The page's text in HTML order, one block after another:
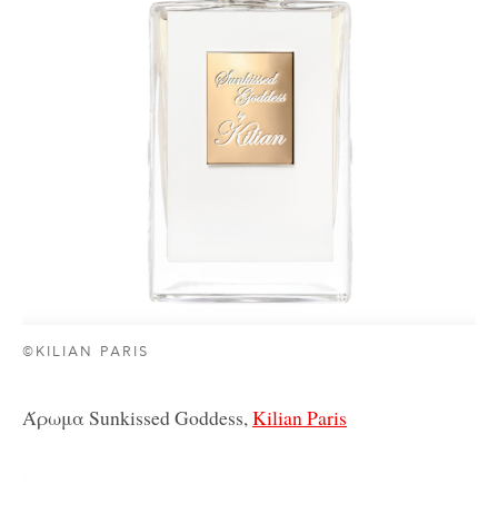
©KILIAN PARIS
Άρωμα Sunkissed Goddess,Kilian Paris